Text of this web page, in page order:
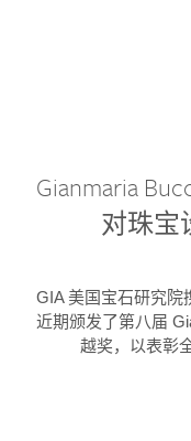
Gianmaria
对珠宝
GIA 美国宝石研究院
近期颁发了第八届
越奖，以表彰